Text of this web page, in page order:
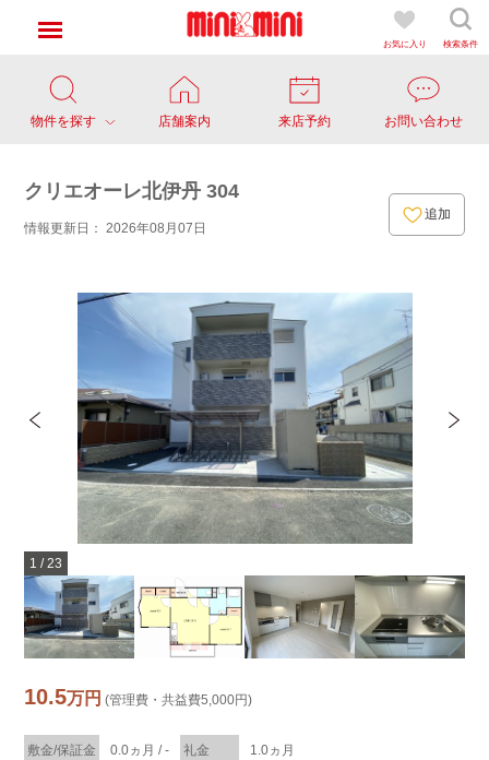
お気に入り 検索条件
物件を探す 店舗案内 来店予約 お問い合わせ
クリエオーレ北伊丹 304
情報更新日： 2026年08月07日
追加
1 /23
10.5万円 (管理費・共益費5,000円)
敷金/保証金 0.0ヵ月 / - 礼金 1.0ヵ月